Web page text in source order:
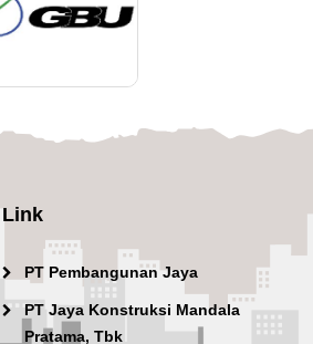
Link
PT Pembangunan Jaya
PT Jaya Konstruksi Mandala
Pratama, Tbk